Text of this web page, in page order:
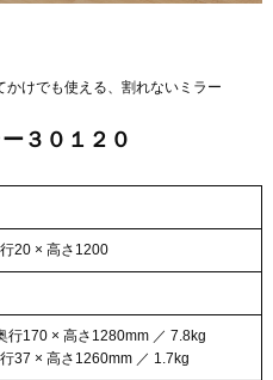
けでも使える、割れないミラー
３０１２０
20 × 高さ1200
行170 × 高さ1280mm ／ 7.8kg
37 × 高さ1260mm ／ 1.7kg